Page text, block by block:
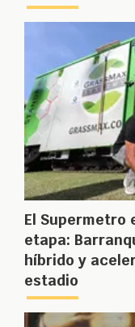
El Supermetro
etapa:
híbrido y
estadio